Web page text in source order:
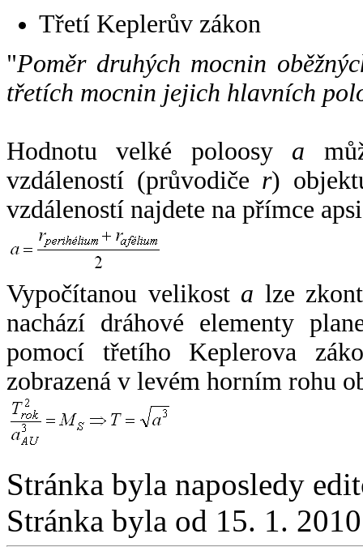
Třetí Keplerův zákon
"Poměr druhých mocnin
třetích mocnin jejich hlavních
Hodnotu velké poloosy a
vzdáleností (průvodiče r)
vzdáleností najdete na přímce
Vypočítanou velikost a lze
nachází dráhové elementy
pomocí třetího Keplerova
zobrazená v levém horním rohu
Stránka byla naposledy
Stránka byla od 15. 1.